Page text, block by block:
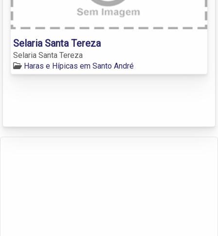
Selaria Santa Tereza
Selaria Santa Tereza
Haras e Hípicas em Santo André